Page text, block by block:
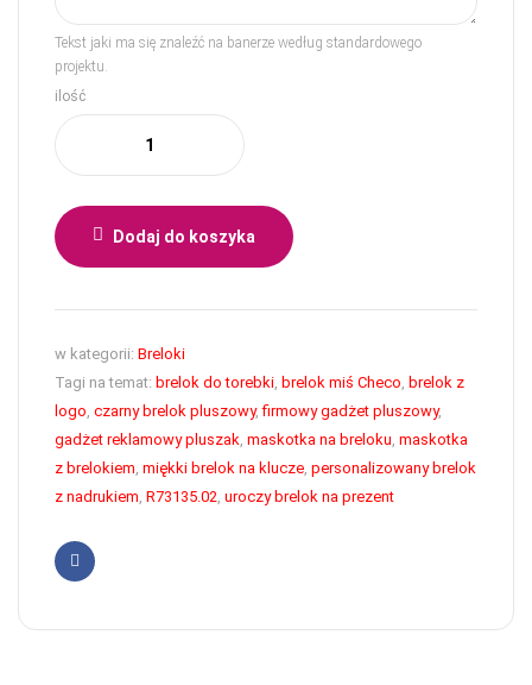
Tekst jaki ma się znaleźć na banerze według standardowego
projektu.
ilość
Dodaj do koszyka
w kategorii: Breloki
Tagi na temat: brelok do torebki, brelok miś Checo, brelok z
logo, czarny brelok pluszowy,firmowy gadżet pluszowy,
gadżet reklamowy pluszak, maskotka na breloku, maskotka
z brelokiem, miękki brelok na klucze, personalizowany brelok
z nadrukiem, R73135.02, uroczy brelok na prezent
Facebook